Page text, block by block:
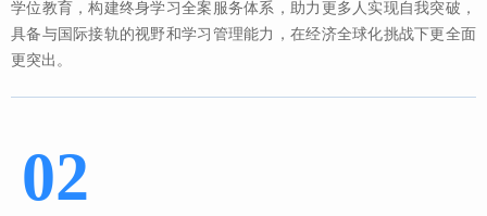
学位教育，构建终身学习全案服务体系，助力更多人实现自我突破，
具备与国际接轨的视野和学习管理能力，在经济全球化挑战下更全面
更突出。
02